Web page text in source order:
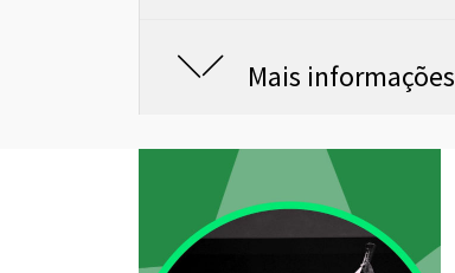
Mais informações